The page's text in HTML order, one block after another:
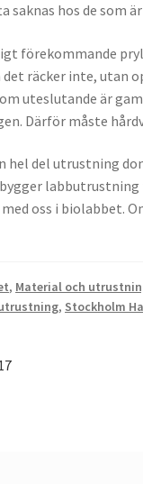
saknas hos de som
förekommande
räcker inte, utan
uteslutande är
Därför måste
hel del utrustning
labbutrustning
oss i biolabbet.
, Material och
, Stockholm